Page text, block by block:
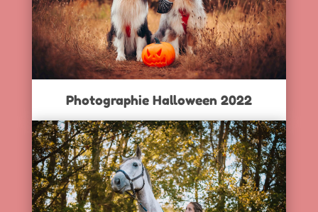
Photographie Halloween 2022